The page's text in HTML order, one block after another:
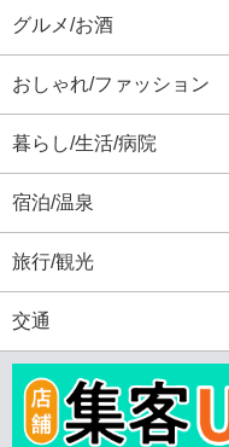
グルメ/お酒
おしゃれ/ファッション
暮らし/生活/病院
宿泊/温泉
旅行/観光
交通